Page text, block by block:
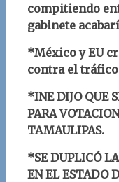
compitiendo
gabinete
*México y EU
contra el tráfico
*INE DIJO QUE
PARA
TAMAULIPAS.
*SE DUPLICÓ
EN EL ESTADO